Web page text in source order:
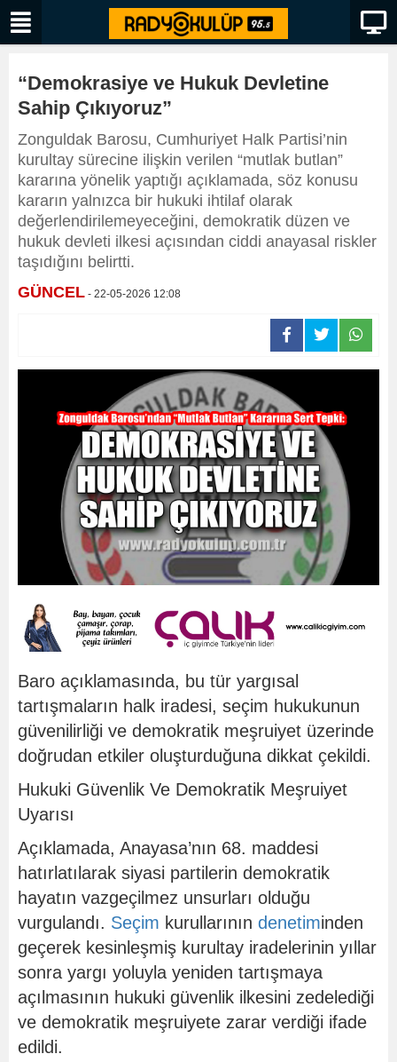
“Demokrasiye ve Hukuk Devletine
Sahip Çıkıyoruz”
Zonguldak Barosu, Cumhuriyet Halk Partisi’nin
kurultay sürecine ilişkin verilen “mutlak butlan”
kararına yönelik yaptığı açıklamada, söz konusu
kararın yalnızca bir hukuki ihtilaf olarak
değerlendirilemeyeceğini, demokratik düzen ve
hukuk devleti ilkesi açısından ciddi anayasal riskler
taşıdığını belirtti.
GÜNCEL - 22-05-2026 12:08
Baro açıklamasında, bu tür yargısal
tartışmaların halk iradesi, seçim hukukunun
güvenilirliği ve demokratik meşruiyet üzerinde
doğrudan etkiler oluşturduğuna dikkat çekildi.
Hukuki Güvenlik Ve Demokratik Meşruiyet
Uyarısı
Açıklamada, Anayasa’nın 68. maddesi
hatırlatılarak siyasi partilerin demokratik
hayatın vazgeçilmez unsurları olduğu
vurgulandı. Seçim kurullarının denetiminden
geçerek kesinleşmiş kurultay iradelerinin yıllar
sonra yargı yoluyla yeniden tartışmaya
açılmasının hukuki güvenlik ilkesini zedelediği
ve demokratik meşruiyete zarar verdiği ifade
edildi.